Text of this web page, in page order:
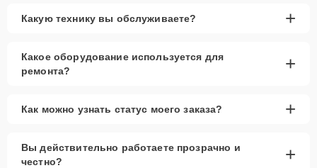
Какую технику вы обслуживаете? +
Какое оборудование используется для
ремонта?
+
Как можно узнать статус моего заказа? +
Вы действительно работаете прозрачно и
честно?
+